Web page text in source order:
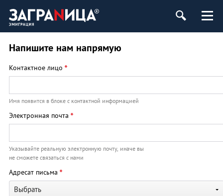
Напишите нам напрямую
Контактное лицо *
Имя появится в блоке с контактной информацией
Электронная почта *
Указывайте реальную электронную почту, иначе вы
не сможете связаться с нами
Адресат письма *
Выбрать